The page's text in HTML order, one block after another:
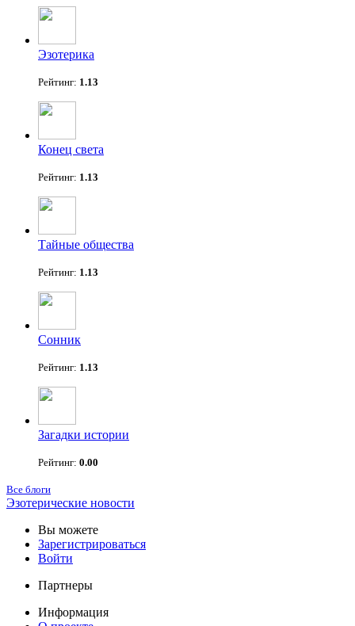
Эзотерика
Рейтинг: 1.13
Конец света
Рейтинг: 1.13
Тайные общества
Рейтинг: 1.13
Сонник
Рейтинг: 1.13
Загадки истории
Рейтинг: 0.00
Все блоги
Эзотерические новости
Вы можете
Зарегистрироваться
Войти
Партнеры
Информация